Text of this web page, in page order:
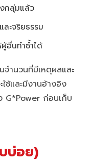
กลุ่มแล้ว
ละจริยธรรม
อื่นทำซ้ำได้
จำนวนที่มีเหตุผลและ
ช้และมีงานอ้างอิง
G*Power ก่อนเก็บ
บ่อย)